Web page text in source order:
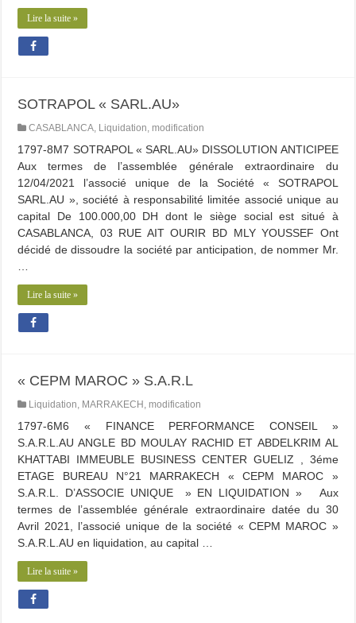
Lire la suite »
SOTRAPOL « SARL.AU»
CASABLANCA, Liquidation, modification
1797-8M7 SOTRAPOL « SARL.AU» DISSOLUTION ANTICIPEE
Aux termes de l’assemblée générale extraordinaire du
12/04/2021 l’associé unique de la Société « SOTRAPOL
SARL.AU », société à responsabilité limitée associé unique au
capital De 100.000,00 DH dont le siège social est situé à
CASABLANCA, 03 RUE AIT OURIR BD MLY YOUSSEF Ont
décidé de dissoudre la société par anticipation, de nommer Mr.
Lire la suite »
« CEPM MAROC » S.A.R.L
Liquidation, MARRAKECH , modification
1797-6M6 « FINANCE PERFORMANCE CONSEIL »
S.A.R.L.AU ANGLE BD MOULAY RACHID ET ABDELKRIM AL
KHATTABI IMMEUBLE BUSINESS CENTER GUELIZ , 3éme
ETAGE BUREAU N°21 MARRAKECH « CEPM MAROC »
S.A.R.L. D’ASSOCIE UNIQUE » EN LIQUIDATION » Aux
termes de l’assemblée générale extraordinaire datée du 30
Avril 2021, l’associé unique de la société « CEPM MAROC »
S.A.R.L.AU en liquidation, au capital …
Lire la suite »